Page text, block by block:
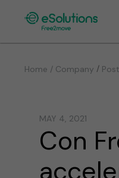
Home / Company /
MAY 4, 2021
Con